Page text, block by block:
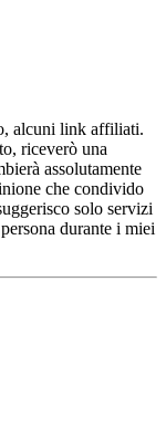
alcuni link affiliati.
riceverò una
assolutamente
che condivido
solo servizi
durante i miei